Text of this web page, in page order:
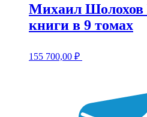
Михаил Шолохов
книги в 9 томах
155 700,00 ₽